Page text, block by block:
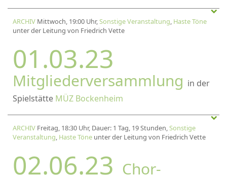
ARCHIV Mittwoch, 19:00 Uhr,Sonstige Veranstaltung, Haste Töne
unter der Leitung von Friedrich Vette
01.03.23
Mitgliederversammlung in der
Spielstätte MÜZ Bockenheim
ARCHIV Freitag, 18:30 Uhr, Dauer: 1 Tag, 19 Stunden,Sonstige
Veranstaltung, Haste Töne unter der Leitung von Friedrich Vette
02.06.23 Chor-